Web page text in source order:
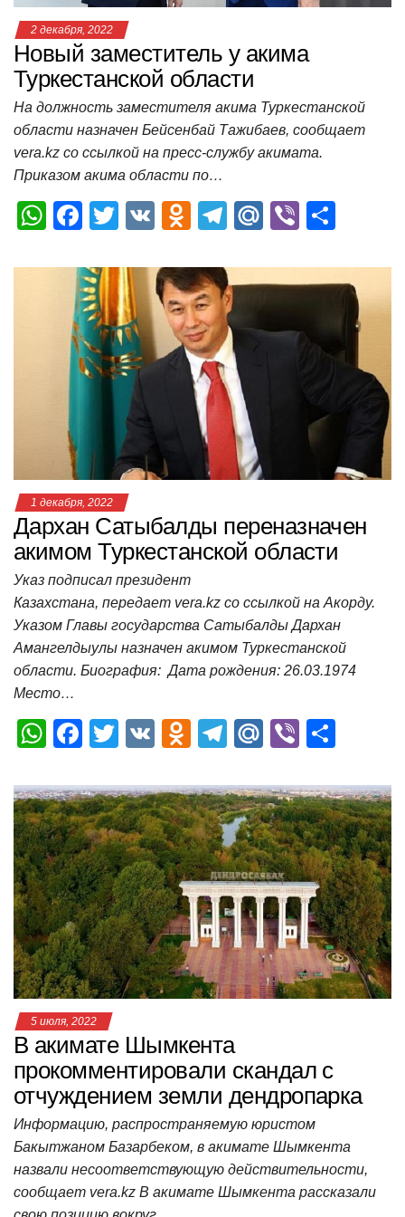
2 декабря, 2022
Новый заместитель у акима
Туркестанской области
На должность заместителя акима Туркестанской
области назначен Бейсенбай Тажибаев, сообщает
vera.kz со ссылкой на пресс-службу акимата.
Приказом акима области по…
W
at
F
c
e
b
o
o
T
tt
er
V
O
n
o
kl
a
ss
ni
ki
T
e
gr
a
m
M
.R
u
Vi
er п
р
а
в
1 декабря, 2022
Дархан Сатыбалды переназначен
акимом Туркестанской области
Указ подписал президент
Казахстана, передает vera.kz со ссылкой на Акорду.
Указом Главы государства Сатыбалды Дархан
Амангелдыулы назначен акимом Туркестанской
области. Биография: Дата рождения: 26.03.1974
Место…
W
at
s
A
p
p
F
c
e
b
o
o
k
T
tt
er
V
O
n
o
kl
a
ss
ni
ki
T
e
gr
a
m
M
.R
u
Vi
er п
р
а
в
и
т
ь
5 июля, 2022
В акимате Шымкента
прокомментировали скандал с
отчуждением земли дендропарка
Информацию, распространяемую юристом
Бакытжаном Базарбеком, в акимате Шымкента
назвали несоответствующую действительности,
сообщает vera.kz В акимате Шымкента рассказали